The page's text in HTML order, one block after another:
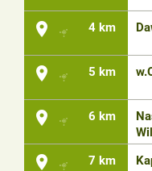
place 4 km
place 5 km
place 6 km
place 7 km